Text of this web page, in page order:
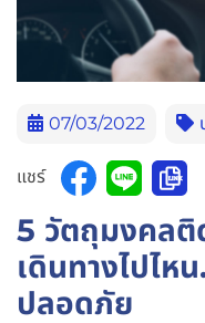
07/03/2022
แชร์
5 วัตถุมงคล
เดินทางไปไห
ปลอดภัย